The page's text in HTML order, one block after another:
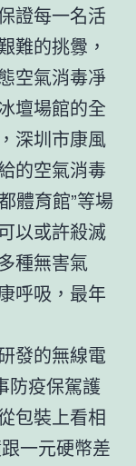
證每一名活
難的挑釁，
空氣消毒凈
壇場館的全
深圳市康風
的空氣消毒
體育館”等場
以或許殺滅
種無害氣
呼吸，最年
發的無線電
防疫保駕護
包裝上看相
一元硬幣差